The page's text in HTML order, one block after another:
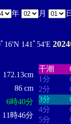
年 月 日
16'N 141ﾟ54'E
172.13cm
86 cm
6時40分
11時46分
干潮
1分
2分
3分
4分
5分